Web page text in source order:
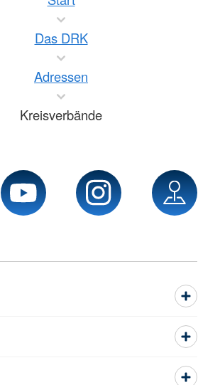
Das DRK
Adressen
Kreisverbände